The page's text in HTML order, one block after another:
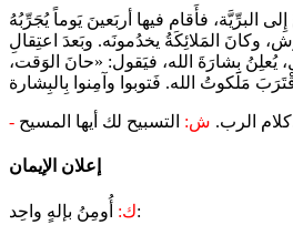
البرِّيَّة، فأَقام فيها أربَعينَ يَوماً يُجَرِّبُهُ
وكانَ المَلائِكَةُ يخدُمونَه. وبَعدَ اعتِقالِ
يُعلِنُ بِشارَةَ الله، فيَقول: «حانَ الوَقت،
- كلام الرب. ش:
إعلان الإيمان
ك:أُومِنُ بإلهٍ واحِد: